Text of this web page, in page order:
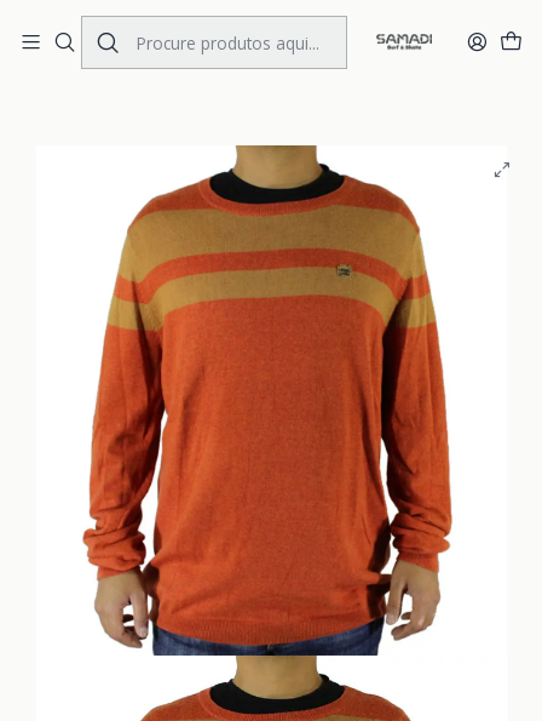
Portes Gratis Portugal e Espanha
MENS CLOTHING Pullover Pullover DC Card Cheat